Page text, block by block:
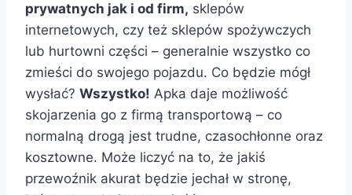
prywatnych jak i od firm, sklepów
internetowych, czy też sklepów spożywczych
lub hurtowni części – generalnie wszystko co
zmieści do swojego pojazdu. Co będzie mógł
wysłać? Wszystko! Apka daje możliwość
skojarzenia go z firmą transportową – co
normalną drogą jest trudne, czasochłonne oraz
kosztowne. Może liczyć na to, że jakiś
przewoźnik akurat będzie jechał w stronę,